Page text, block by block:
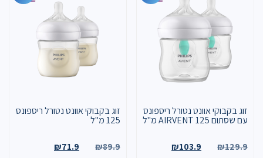
זוג בקבוקי אוונט נטורל ריספונס
עם שסתום AIRVENT 125 מ"ל
₪129.9
₪103.9
זוג בקבוקי אוונט נטורל ריספונס
125 מ"ל
₪89.9
₪71.9